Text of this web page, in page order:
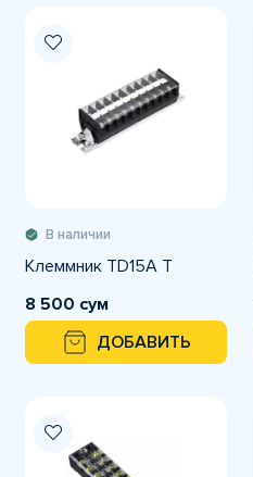
В наличии
Клеммник ТD15A T
8 500 сум
ДОБАВИТЬ